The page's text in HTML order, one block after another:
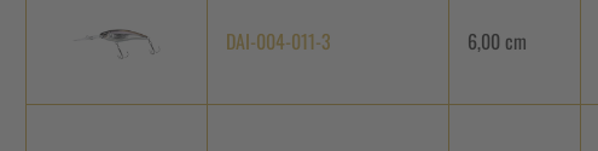
DAI-004-011-3 6,00 cm